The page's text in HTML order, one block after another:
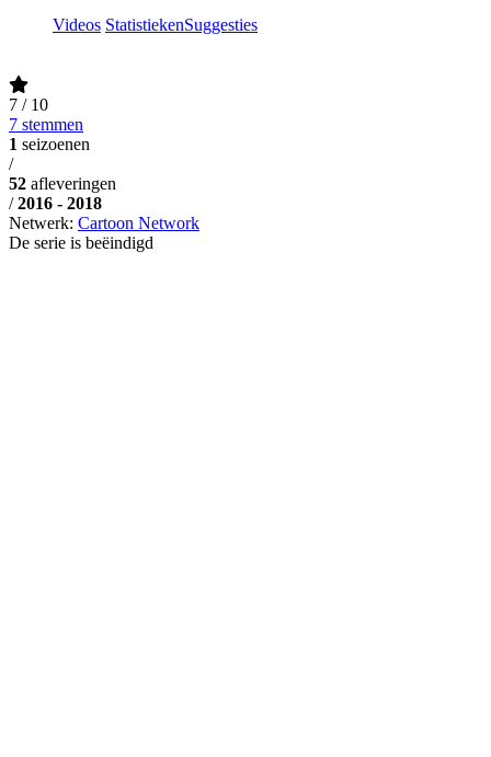
Videos StatistiekenSuggesties
7 / 10
7 stemmen
1 seizoenen
/
52 afleveringen
/ 2016 - 2018
Netwerk: Cartoon Network
De serie is beëindigd